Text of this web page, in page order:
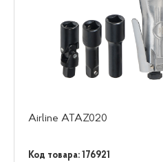
Airline ATAZ020
Код товара: 176921